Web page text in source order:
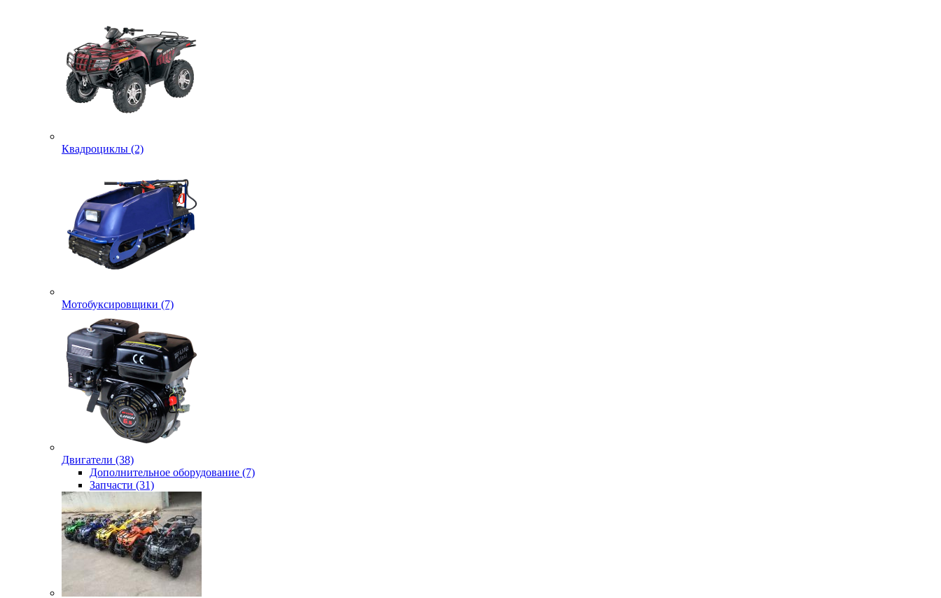
Квадроциклы (2)
Мотобуксировщики (7)
Двигатели (38)
Дополнительное оборудование (7)
Запчасти (31)